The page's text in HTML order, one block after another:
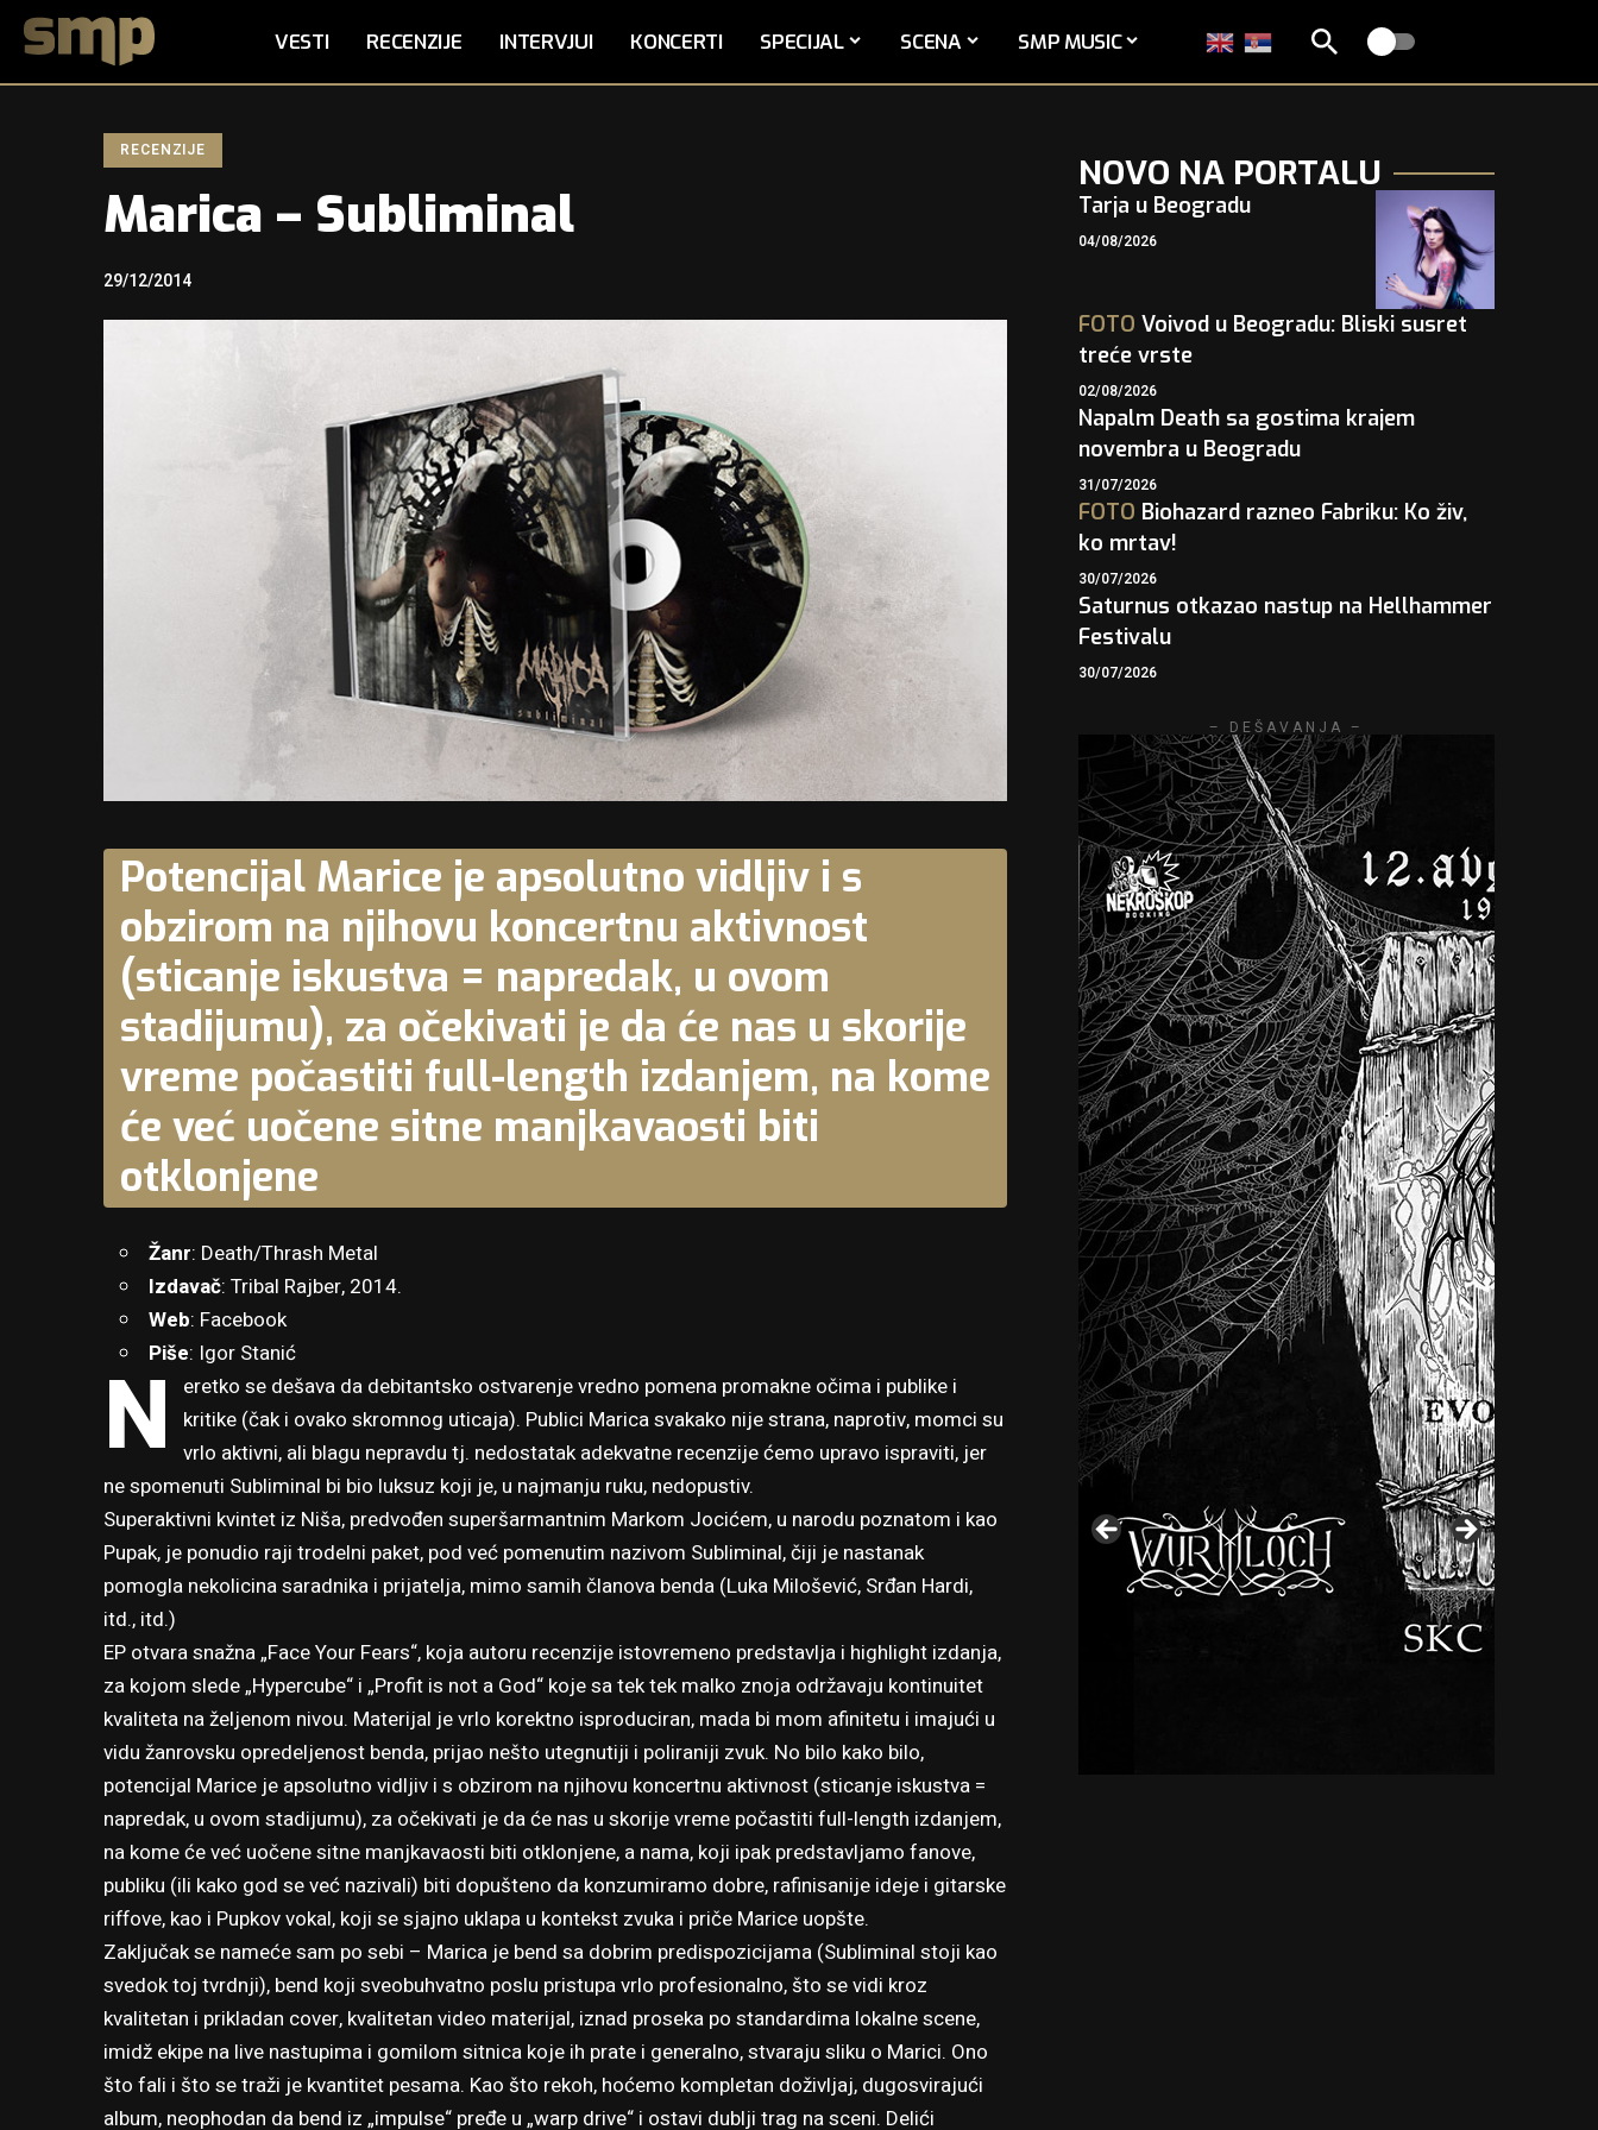
VESTI RECENZIJE INTERVJUI KONCERTI SPECIJAL SCENA SMP MUSIC
RECENZIJE
Marica – Subliminal
29/12/2014
Potencijal Marice je apsolutno vidljiv i s
obzirom na njihovu koncertnu aktivnost
(sticanje iskustva = napredak, u ovom
stadijumu), za očekivati je da će nas u skorije
vreme počastiti full-length izdanjem, na kome
će već uočene sitne manjkavaosti biti
otklonjene
Žanr: Death/Thrash Metal
Izdavač: Tribal Rajber, 2014.
Web: Facebook
Piše: Igor Stanić
N
eretko se dešava da debitantsko ostvarenje vredno pomena promakne očima i publike i
kritike (čak i ovako skromnog uticaja). Publici Marica svakako nije strana, naprotiv, momci su
vrlo aktivni, ali blagu nepravdu tj. nedostatak adekvatne recenzije ćemo upravo ispraviti, jer
ne spomenuti Subliminal bi bio luksuz koji je, u najmanju ruku, nedopustiv.
Superaktivni kvintet iz Niša, predvođen superšarmantnim Markom Jocićem, u narodu poznatom i kao
Pupak, je ponudio raji trodelni paket, pod već pomenutim nazivom Subliminal, čiji je nastanak
pomogla nekolicina saradnika i prijatelja, mimo samih članova benda (Luka Milošević, Srđan Hardi,
itd., itd.)
EP otvara snažna „Face Your Fears“, koja autoru recenzije istovremeno predstavlja i highlight izdanja,
za kojom slede „Hypercube“ i „Profit is not a God“ koje sa tek tek malko znoja održavaju kontinuitet
kvaliteta na željenom nivou. Materijal je vrlo korektno isproduciran, mada bi mom afinitetu i imajući u
vidu žanrovsku opredeljenost benda, prijao nešto utegnutiji i poliraniji zvuk. No bilo kako bilo,
potencijal Marice je apsolutno vidljiv i s obzirom na njihovu koncertnu aktivnost (sticanje iskustva =
napredak, u ovom stadijumu), za očekivati je da će nas u skorije vreme počastiti full-length izdanjem,
na kome će već uočene sitne manjkavaosti biti otklonjene, a nama, koji ipak predstavljamo fanove,
publiku (ili kako god se već nazivali) biti dopušteno da konzumiramo dobre, rafinisanije ideje i gitarske
riffove, kao i Pupkov vokal, koji se sjajno uklapa u kontekst zvuka i priče Marice uopšte.
Zaključak se nameće sam po sebi – Marica je bend sa dobrim predispozicijama (Subliminal stoji kao
svedok toj tvrdnji), bend koji sveobuhvatno poslu pristupa vrlo profesionalno, što se vidi kroz
kvalitetan i prikladan cover, kvalitetan video materijal, iznad proseka po standardima lokalne scene,
imidž ekipe na live nastupima i gomilom sitnica koje ih prate i generalno, stvaraju sliku o Marici. Ono
što fali i što se traži je kvantitet pesama. Kao što rekoh, hoćemo kompletan doživljaj, dugosvirajući
album, neophodan da bend iz „impulse“ pređe u „warp drive“ i ostavi dublji trag na sceni. Delići
NOVO NA PORTALU
Tarja u Beogradu
04/08/2026
FOTO Voivod u Beogradu: Bliski susret
treće vrste
02/08/2026
Napalm Death sa gostima krajem
novembra u Beogradu
31/07/2026
FOTO Biohazard razneo Fabriku: Ko živ,
ko mrtav!
30/07/2026
Saturnus otkazao nastup na Hellhammer
Festivalu
30/07/2026
– DEŠAVANJA –